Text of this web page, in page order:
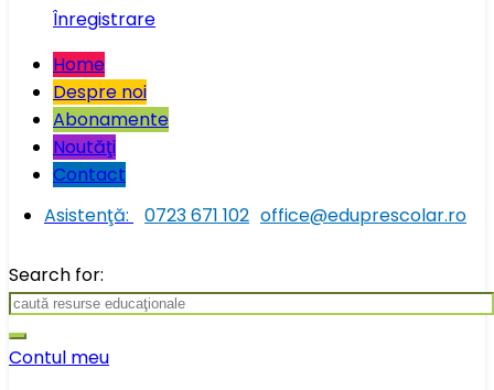
Înregistrare
Home
Despre noi
Abonamente
Noutăţi
Contact
Asistenţă:
0723 671 102 office@eduprescolar.ro
Search for:
Contul meu